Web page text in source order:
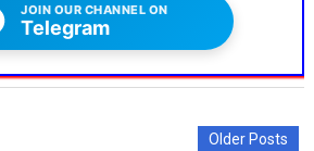
JOIN OUR CHANNEL ON
Telegram
Older Posts